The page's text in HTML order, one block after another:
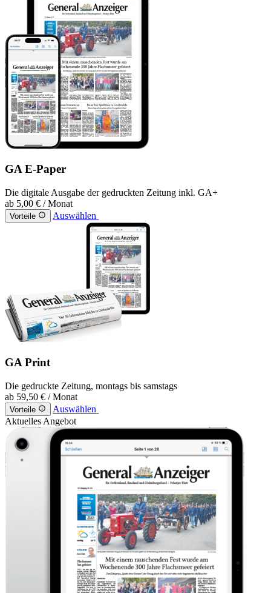
GA E-Paper
Die digitale Ausgabe der gedruckten Zeitung inkl. GA+
ab 5,00 € / Monat
Vorteile Auswählen
GA Print
Die gedruckte Zeitung, montags bis samstags
ab 59,50 € / Monat
Vorteile
Auswählen
Aktuelles Angebot